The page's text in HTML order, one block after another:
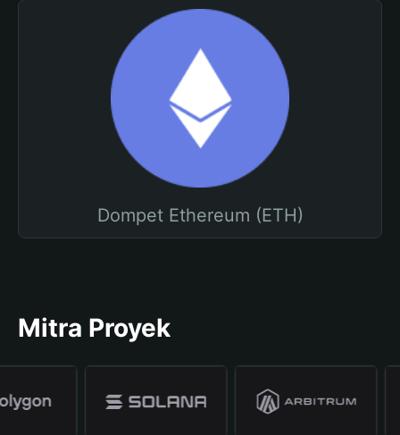
Dompet Ethereum (ETH)
Mitra Proyek